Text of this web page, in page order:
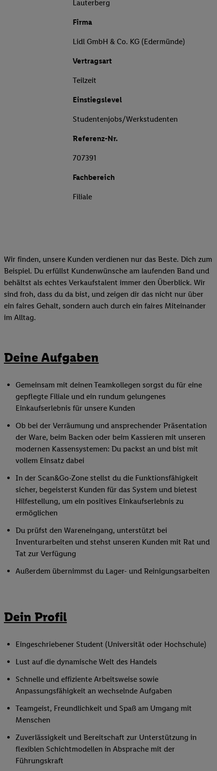
Lauterberg
Firma
Lidl GmbH & Co. KG (Edermünde)
Vertragsart
Teilzeit
Einstiegslevel
Studentenjobs/Werkstudenten
Referenz-Nr.
707391
Fachbereich
Filiale
Wir finden, unsere Kunden verdienen nur das Beste. Dich zum
Beispiel. Du erfüllst Kundenwünsche am laufenden Band und
behältst als echtes Verkaufstalent immer den Überblick. Wir
sind froh, dass du da bist, und zeigen dir das nicht nur über
ein faires Gehalt, sondern auch durch ein faires Miteinander
im Alltag.
Deine Aufgaben
Gemeinsam mit deinen Teamkollegen sorgst du für eine
gepflegte Filiale und ein rundum gelungenes
Einkaufserlebnis für unsere Kunden
Ob bei der Verräumung und ansprechender Präsentation
der Ware, beim Backen oder beim Kassieren mit unseren
modernen Kassensystemen: Du packst an und bist mit
vollem Einsatz dabei
In der Scan&Go-Zone stellst du die Funktionsfähigkeit
sicher, begeisterst Kunden für das System und bietest
Hilfestellung, um ein positives Einkaufserlebnis zu
ermöglichen
Du prüfst den Wareneingang, unterstützt bei
Inventurarbeiten und stehst unseren Kunden mit Rat und
Tat zur Verfügung
Außerdem übernimmst du Lager- und Reinigungsarbeiten
Dein Profil
Eingeschriebener Student (Universität oder Hochschule)
Lust auf die dynamische Welt des Handels
Schnelle und effiziente Arbeitsweise sowie
Anpassungsfähigkeit an wechselnde Aufgaben
Teamgeist, Freundlichkeit und Spaß am Umgang mit
Menschen
Zuverlässigkeit und Bereitschaft zur Unterstützung in
flexiblen Schichtmodellen in Absprache mit der
Führungskraft